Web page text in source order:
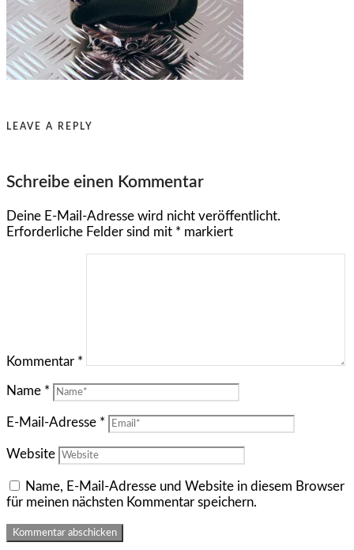
LEAVE A REPLY
Schreibe einen Kommentar
Deine E-Mail-Adresse wird nicht veröffentlicht.
Erforderliche Felder sind mit * markiert
Kommentar *
Name *
E-Mail-Adresse *
Website
Name, E-Mail-Adresse und Website in diesem Browser
für meinen nächsten Kommentar speichern.